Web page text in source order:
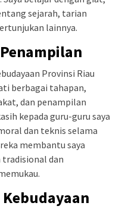
sejarah, tarian
lainnya.
Provinsi Riau
berbagai tahapan,
dan penampilan
kepada guru-guru saya
dan teknis selama
membantu saya
dan